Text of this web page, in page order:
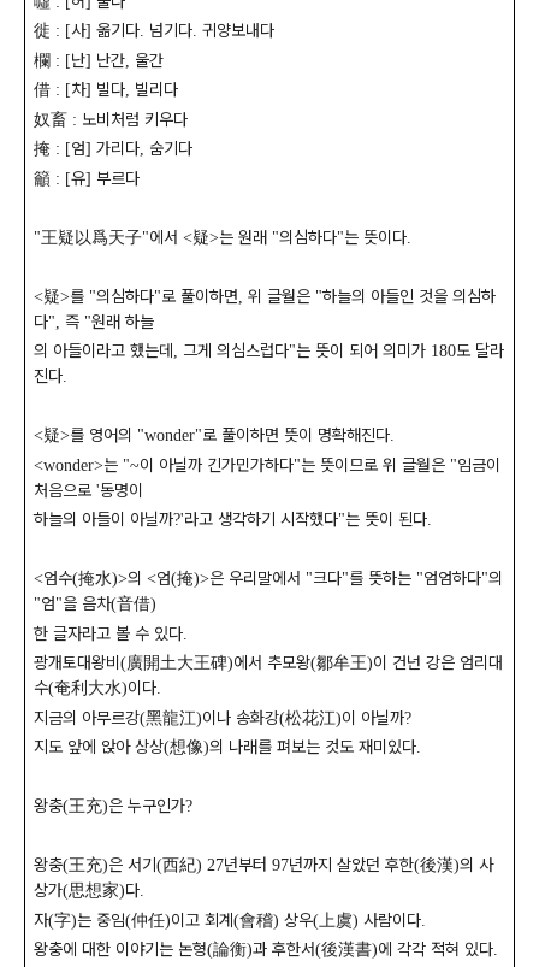
徙 : [사] 옮기다. 넘기다. 귀양보내다
欄 : [난] 난간, 울간
借 : [차] 빌다, 빌리다
奴畜 : 노비처럼 키우다
掩 : [엄] 가리다, 숨기다
籲 : [유] 부르다
"王疑以爲天子"에서 <疑>는 원래 "의심하다"는 뜻이다.
<疑>를 "의심하다"로 풀이하면 위 글월은 "하늘의 아들인 것을 의심하
다", 즉 "원래 하늘
의 아들이라고 했는데 , 그게 의심스럽다"는 뜻이 되어 의미가 180도 달라
진다.
<疑>를 영어의 "wonder"로 풀이하면 뜻이 명확해진다.
<wonder>는 "~이 아닐까 긴가민가하다"는 뜻이므로 위 글월은 "임금이
처음으로 '동명이
하늘의 아들이 아닐까?'라고 생각하기 시작했다"는 뜻이 된다.
<엄수(掩水)>의 <엄(掩)>은 우리말에서 "크다"를 뜻하는 "엄엄하다"의
"엄 "을 음차(音借)
한 글자라고 볼 수 있다.
광개토대왕비 (廣開土大王碑)에서 추모왕(鄒牟王)이 건넌 강은 엄리대
수(奄利大水)이다.
지금의 아무르강(黑龍江)이나 송화강(松花江)이 아닐까?
지도 앞에 앉아 상상(想像)의 나래를 펴보는 것도 재미있다.
왕충(王充)은 누구인가?
왕충(王充)은 서기 (西紀) 27년부터 97년까지 살았던 후한(後漢)의 사
상가(思想家)다.
자(字)는 중임(仲任)이고 회계(會稽) 상우(上虞) 사람이다.
왕충에 대한 이야기는 논형(論衡)과 후한서(後漢書)에 각각 적혀 있다.